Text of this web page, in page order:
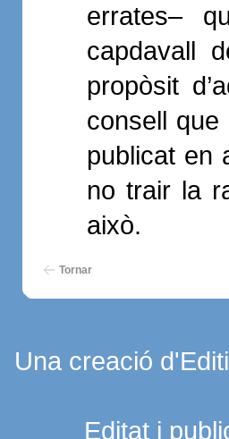
errates–
capdavall
propòsit
consell
publicat en
no trair la
això.
Tornar
Una creació
Editat i